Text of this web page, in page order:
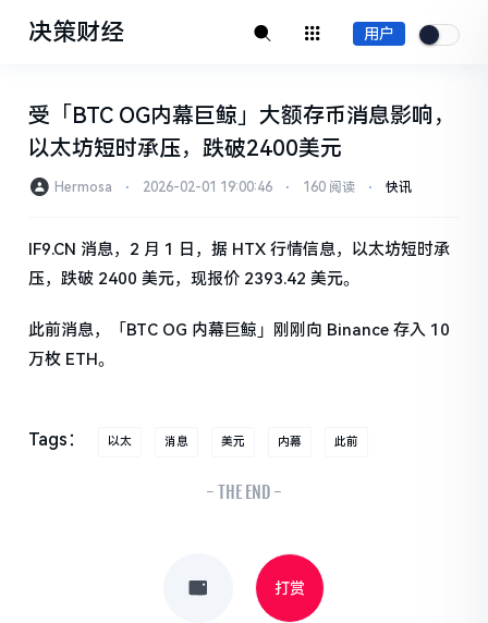
决策财经 用户
受「BTC OG内幕巨鲸」大额存币消息影响，
以太坊短时承压，跌破2400美元
Hermosa ⋅ 2026-02-01 19:00:46 ⋅ 160 阅读 ⋅ 快讯
IF9.CN 消息，2 月 1 日，据 HTX 行情信息，以太坊短时承
压，跌破 2400 美元，现报价 2393.42 美元。
此前消息，「BTC OG 内幕巨鲸」刚刚向 Binance 存入 10
万枚 ETH。
Tags： 以太 消息 美元 内幕 此前
- THE END -
打赏